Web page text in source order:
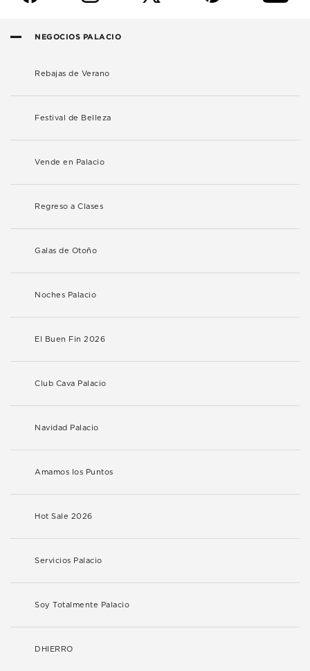
NEGOCIOS PALACIO
Rebajas de Verano
Festival de Belleza
Vende en Palacio
Regreso a Clases
Galas de Otoño
Noches Palacio
El Buen Fin 2026
Club Cava Palacio
Navidad Palacio
Amamos los Puntos
Hot Sale 2026
Servicios Palacio
Soy Totalmente Palacio
DHIERRO